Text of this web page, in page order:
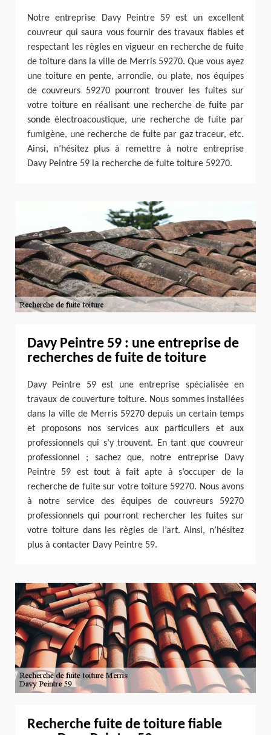
Notre entreprise Davy Peintre 59 est un excellent
couvreur qui saura vous fournir des travaux fiables et
respectant les règles en vigueur en recherche de fuite
de toiture dans la ville de Merris 59270. Que vous ayez
une toiture en pente, arrondie, ou plate, nos équipes
de couvreurs 59270 pourront trouver les fuites sur
votre toiture en réalisant une recherche de fuite par
sonde électroacoustique, une recherche de fuite par
fumigène, une recherche de fuite par gaz traceur, etc.
Ainsi, n’hésitez plus à remettre à notre entreprise
Davy Peintre 59 la recherche de fuite toiture 59270.
Davy Peintre 59 : une entreprise de
recherches de fuite de toiture
Davy Peintre 59 est une entreprise spécialisée en
travaux de couverture toiture. Nous sommes installées
dans la ville de Merris 59270 depuis un certain temps
et proposons nos services aux particuliers et aux
professionnels qui s’y trouvent. En tant que couvreur
professionnel ; sachez que, notre entreprise Davy
Peintre 59 est tout à fait apte à s’occuper de la
recherche de fuite sur votre toiture 59270. Nous avons
à notre service des équipes de couvreurs 59270
professionnels qui pourront rechercher les fuites sur
votre toiture dans les règles de l’art. Ainsi, n’hésitez
plus à contacter Davy Peintre 59.
Recherche fuite de toiture fiable